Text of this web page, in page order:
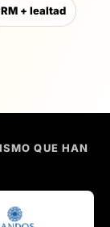
+ lealtad
QUE HAN